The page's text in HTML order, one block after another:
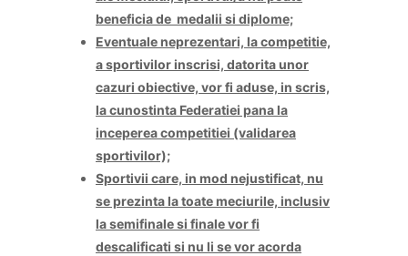
beneficia de medalii si diplome;
Eventuale neprezentari, la competitie,
a sportivilor inscrisi, datorita unor
cazuri obiective, vor fi aduse, in scris,
la cunostinta Federatiei pana la
inceperea competitiei (validarea
sportivilor);
Sportivii care, in mod nejustificat, nu
se prezinta la toate meciurile, inclusiv
la semifinale si finale vor fi
descalificati si nu li se vor acorda